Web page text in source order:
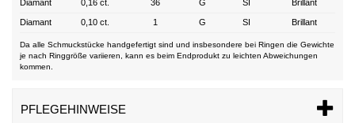
Diamant
0,16 ct. 36 G SI Brillant
Diamant 0,10 ct. 1 G SI Brillant
Da alle Schmuckstücke handgefertigt sind und insbesondere bei Ringen die Gewichte
je nach Ringgröße variieren, kann es beim Endprodukt zu leichten Abweichungen
kommen.
PFLEGEHINWEISE